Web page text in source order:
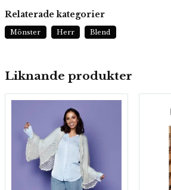
Liknande produkter
Relaterade kategorier
Mönster Herr Blend